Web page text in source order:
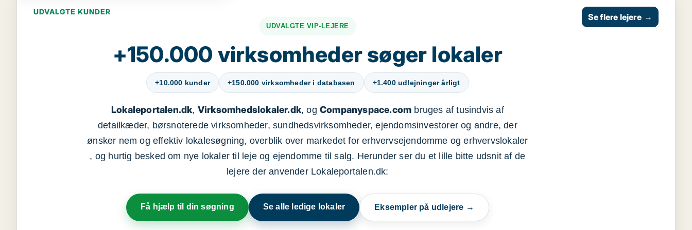
UDVALGTE KUNDER
UDVALGTE VIP-LEJERE
+150.000 virksomheder søger lokaler
+10.000 kunder +150.000 virksomheder i databasen +1.400 udlejninger årligt
Lokaleportalen.dk, Virksomhedslokaler.dk, og Companyspace.com bruges af tusindvis af
detailkæder, børsnoterede virksomheder, sundhedsvirksomheder, ejendomsinvestorer og andre, der
ønsker nem og effektiv lokalesøgning, overblik over markedet for erhvervsejendomme og erhvervslokaler
, og hurtig besked om nye lokaler til leje og ejendomme til salg. Herunder ser du et lille bitte udsnit af de
lejere der anvender Lokaleportalen.dk:
Få hjælp til din søgning Se alle ledige lokaler Eksempler på udlejere →
Se flere lejere →